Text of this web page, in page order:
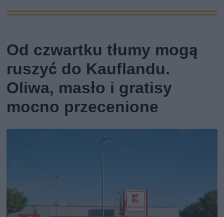
Od czwartku tłumy mogą
ruszyć do Kauflandu.
Oliwa, masło i gratisy
mocno przecenione